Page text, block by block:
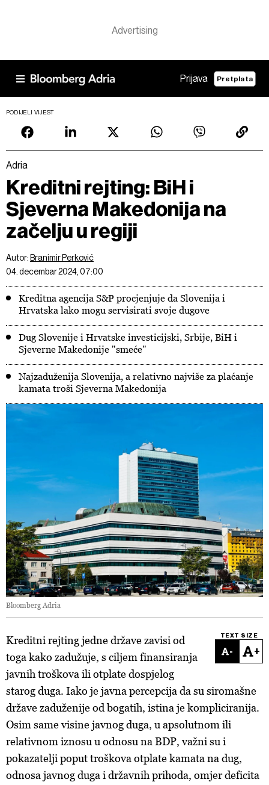
Prijava Pretplata
PODIJELI VIJEST
Adria
Kreditni rejting: BiH i
Sjeverna Makedonija na
začelju u regiji
Autor: Branimir Perković
04. decembar 2024, 07:00
Kreditna agencija S&P procjenjuje da Slovenija i
Hrvatska lako mogu servisirati svoje dugove
Dug Slovenije i Hrvatske investicijski, Srbije, BiH i
Sjeverne Makedonije "smeće"
Najzaduženija Slovenija, a relativno najviše za plaćanje
kamata troši Sjeverna Makedonija
Bloomberg Adria
TEXT SIZE
- +
Kreditni rejting jedne države zavisi od
toga kako zadužuje, s ciljem finansiranja
javnih troškova ili otplate dospjelog
starog duga. Iako je javna percepcija da su siromašne
države zaduženije od bogatih, istina je kompliciranija.
Osim same visine javnog duga, u apsolutnom ili
relativnom iznosu u odnosu na BDP, važni su i
pokazatelji poput troškova otplate kamata na dug,
odnosa javnog duga i državnih prihoda, omjer deficita